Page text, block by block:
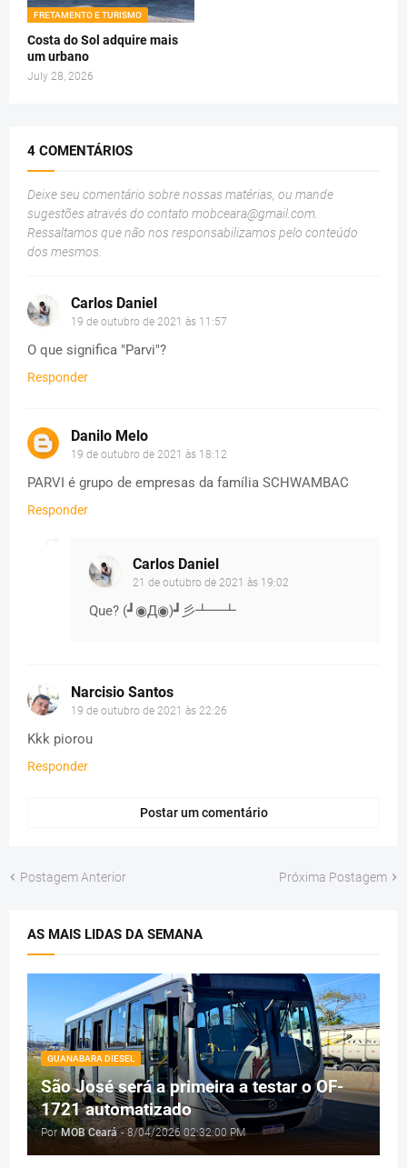
FRETAMENTO E TURISMO
Costa do Sol adquire mais
um urbano
July 28, 2026
4 COMENTÁRIOS
Deixe seu comentário sobre nossas matérias, ou mande
sugestões através do contato mobceara@gmail.com
Ressaltamos que não nos responsabilizamos pelo conteúdo
dos mesmos.
Carlos Daniel
19 de outubro de 2021 às 11:57
O que significa "Parvi"?
Responder
Danilo Melo
19 de outubro de 2021 às 18:12
PARVI é grupo de empresas da família SCHWAMBAC
Responder
Carlos Daniel
21 de outubro de 2021 às 19:02
Que? (┛◉Д◉)┛彡┻━┻
Narcisio Santos
19 de outubro de 2021 às 22:26
Kkk piorou
Responder
Postar um comentário
Postagem Anterior Próxima Postagem
AS MAIS LIDAS DA SEMANA
GUANABARA DIESEL
São José será a primeira a testar o OF-
1721 automatizado
Por MOB Ceará - 8/04/2026 02:32:00 PM